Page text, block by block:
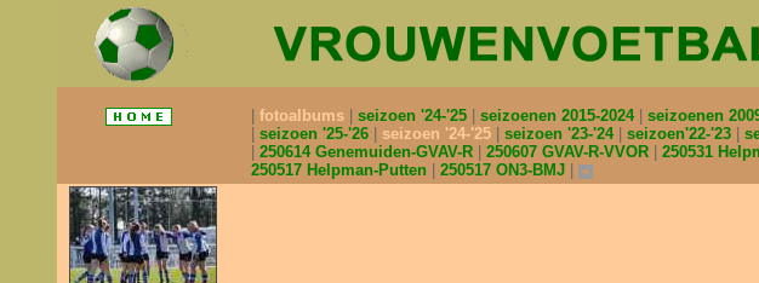
fotoalbums seizoen '24-'25 seizoenen 2015-2024 seizoenen
seizoen '25-'26
seizoen '24-'25 seizoen '23-'24 seizoen'22-'23
250614 Genemuiden-GVAV-R
250607 GVAV-R-VVOR 250531
250517 Helpman-Putten
250517 ON3-BMJ